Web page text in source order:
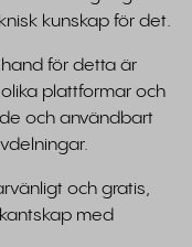
kunskap för det.
för detta är
plattformar och
och användbart
och gratis,
med